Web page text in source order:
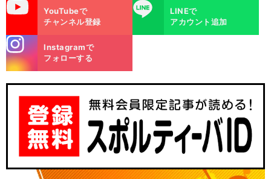
YouTubeで
チャンネル登録
LINE
LINEで
アカウント追加
m
Instagramで
フォローする